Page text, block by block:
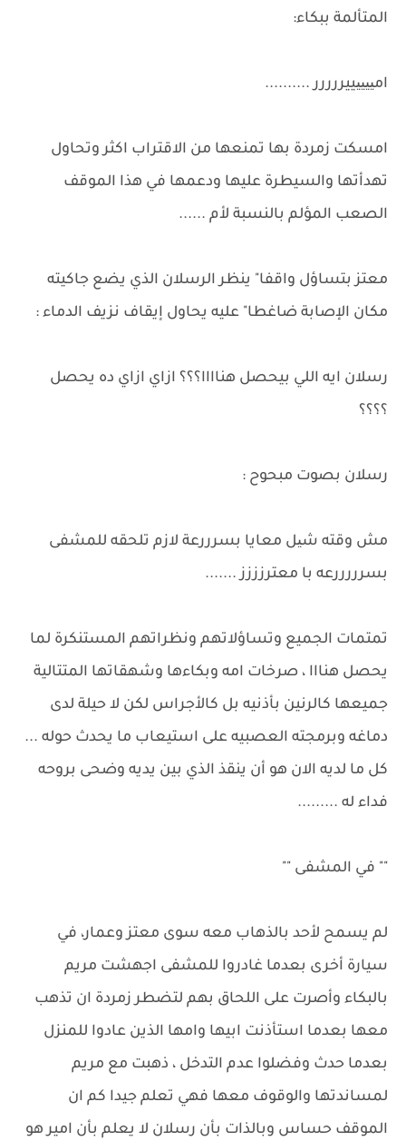
المتألمة ببكاء:
امییییييررررر ..........
امسكت زمردة بها تمنعها من الاقتراب اكثر وتحاول
تهدأتها والسيطرة عليها ودعمها في هذا الموقف
الصعب المؤلم بالنسبة لأم ......
معتز بتساؤل واقفا" ينظر الرسلان الذي يضع جاكيته
مكان الإصابة ضاغطا" عليه يحاول إيقاف نزيف الدماء :
رسلان ايه اللي بيحصل هناااا؟؟؟ ازاي ازاي ده يحصل
؟؟؟؟
رسلان بصوت مبحوح :
مش وقته شیل معايا بسرررعة لازم تلحقه للمشفى
بسرررررعه با معترزززز .......
تمتمات الجميع وتساؤلاتهم ونظراتهم المستنكرة لما
يحصل هنااا ، صرخات امه وبكاءها وشهقاتها المتتالية
جميعها كالرنين بأذنيه بل كالأجراس لكن لا حيلة لدى
دماغه وبرمجته العصبيه على استيعاب ما يحدث حوله ...
كل ما لديه الان هو أن ينقذ الذي بين يديه وضحى بروحه
فداء له .........
"" في المشفى ""
لم يسمح لأحد بالذهاب معه سوى معتز وعمار، في
سيارة أخرى بعدما غادروا للمشفى اجهشت مريم
بالبكاء وأصرت على اللحاق بهم لتضطر زمردة ان تذهب
معها بعدما استأذنت ابيها وامها الذين عادوا للمنزل
بعدما حدث وفضلوا عدم التدخل ، ذهبت مع مريم
لمساندتها والوقوف معها فهي تعلم جيدا كم ان
الموقف حساس وبالذات بأن رسلان لا يعلم بأن امير هو